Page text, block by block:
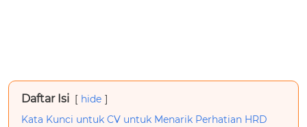
Daftar Isi
hide
Kata Kunci untuk CV untuk Menarik Perhatian HRD